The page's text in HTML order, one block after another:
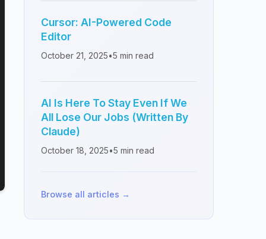
Cursor: AI-Powered Code
Editor
October 21, 2025•5 min read
AI Is Here To Stay Even If We
All Lose Our Jobs (Written By
Claude)
October 18, 2025•5 min read
Browse all articles →